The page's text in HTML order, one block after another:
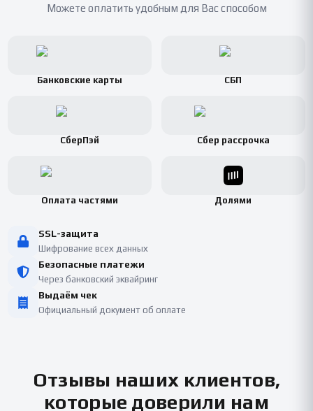
Можете оплатить удобным для Вас способом
Банковские карты СБП
СберПэй Сбер рассрочка
Оплата частями Долями
SSL-защита
Шифрование всех данных
Безопасные платежи
Через банковский эквайринг
Выдаём чек
Официальный документ об оплате
Отзывы наших клиентов,
которые доверили нам